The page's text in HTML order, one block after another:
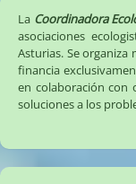
La Coordinadora
asociaciones
Asturias. Se organiza
financia
en colaboración con
soluciones a los